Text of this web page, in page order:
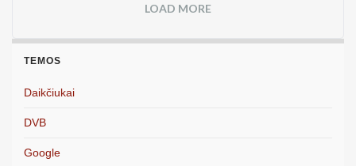
LOAD MORE
TEMOS
Daikčiukai
DVB
Google